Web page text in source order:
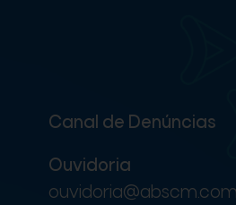
Canal de Denúncias
Ouvidoria